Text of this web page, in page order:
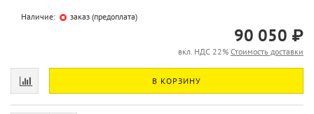
Наличие: заказ (предоплата)
90 050 ₽
вкл. НДС 22% Стоимость доставки
В КОРЗИНУ